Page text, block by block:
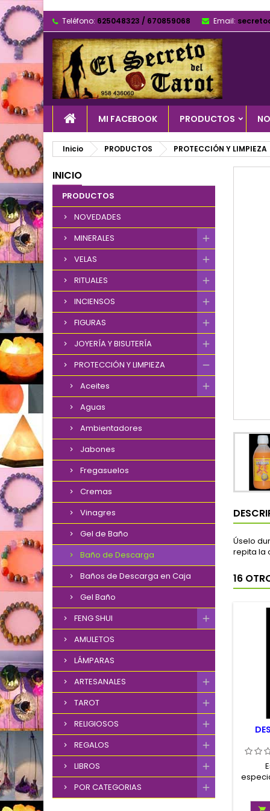
Teléfono: 625048323 / 670859068 Email:
MI FACEBOOK PRODUCTOS
Inicio PRODUCTOS PROTECCIÓN Y LIMPIEZA
INICIO
PRODUCTOS
NOVEDADES
MINERALES
VELAS
RITUALES
INCIENSOS
FIGURAS
JOYERÍA Y BISUTERÍA
PROTECCIÓN Y LIMPIEZA
Aceites
Aguas
Ambientadores
Jabones
Fregasuelos
Cremas
Vinagres
Gel de Baño
Baño de Descarga
Baños de Descarga en Caja
Gel Baño
FENG SHUI
AMULETOS
LÁMPARAS
ARTESANALES
TAROT
RELIGIOSOS
REGALOS
LIBROS
POR CATEGORIAS
Úselo
repita la
16
para